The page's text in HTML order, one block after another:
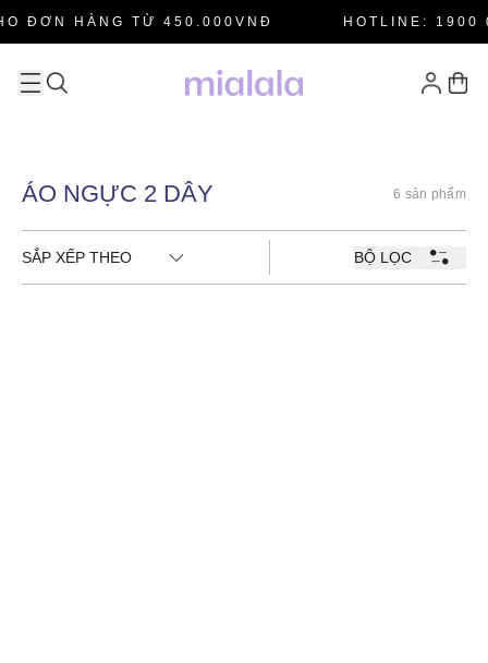
ĐƠN HÀNG TỪ 450.000VNĐ HOTLINE: 1900
ÁO NGỰC 2 DÂY 6 sản phẩm
SẮP XẾP THEO BỘ LỌC